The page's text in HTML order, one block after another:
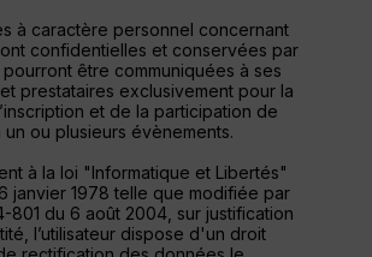
à caractère personnel concernant
confidentielles et conservées par
pourront être communiquées à ses
prestataires exclusivement pour la
et de la participation de
un ou plusieurs évènements.
à la loi "Informatique et Libertés"
janvier 1978 telle que modifiée par
801 du 6 août 2004, sur justification
l’utilisateur dispose d'un droit